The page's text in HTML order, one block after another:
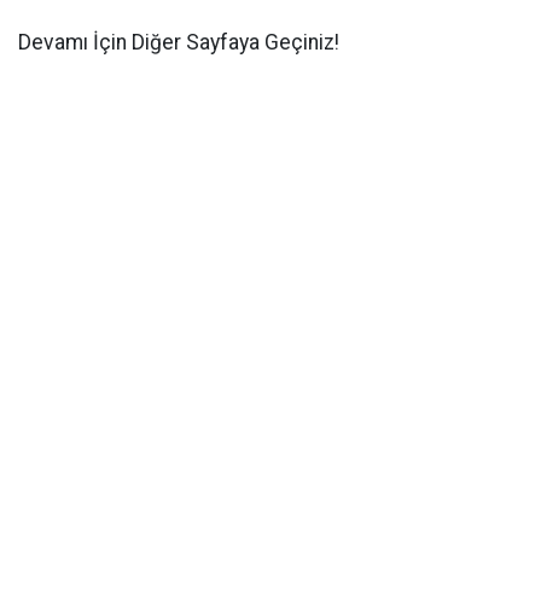
Devamı İçin Diğer Sayfaya Geçiniz!